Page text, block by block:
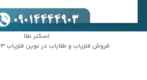
اسکنر طلا
فروش فلزیاب و طلایاب در نوین فلزیاب 09014444903